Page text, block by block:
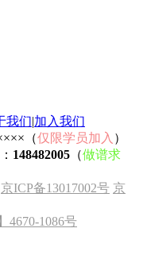
我们|加入我们
（仅限学员加入 ）
148482005 （做谱求
京ICP备13017002号 京
4670-1086号